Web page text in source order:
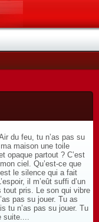
du feu, tu n’as pas su
maison une toile
opaque partout ? C’est
ciel. Qu’est-ce que
le silence qui a fait
il m’eût suffi d’un
tout pris. Le son qui vibre
pas su jouer. Tu as
tu n’as pas su jouer. Tu
suite....